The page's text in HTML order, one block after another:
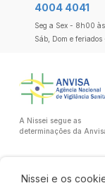
Nissei e os
4004 4041
Seg a Sex - 8h00
Sáb, Dom e
A Nissei segue as
determinações da